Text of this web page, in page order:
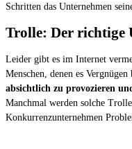
Schritten das Unternehmen
Trolle: Der richtige
Leider gibt es im Internet
Menschen, denen es
absichtlich zu provozieren
Manchmal werden solche
Konkurrenzunternehmen